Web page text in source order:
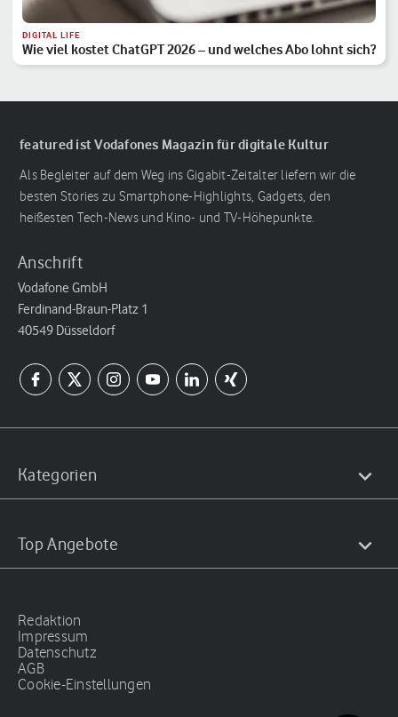
DIGITAL LIFE
Wie viel kostet ChatGPT 2026 – und welches Abo lohnt sich?
featured ist Vodafones Magazin für digitale Kultur
Als Begleiter auf dem Weg ins Gigabit-Zeitalter liefern wir die
besten Stories zu Smartphone-Highlights, Gadgets, den
heißesten Tech-News und Kino- und TV-Höhepunkte.
Anschrift
Vodafone GmbH
Ferdinand-Braun-Platz 1
40549 Düsseldorf
Kategorien
Top Angebote
Redaktion
Impressum
Datenschutz
AGB
Cookie-Einstellungen